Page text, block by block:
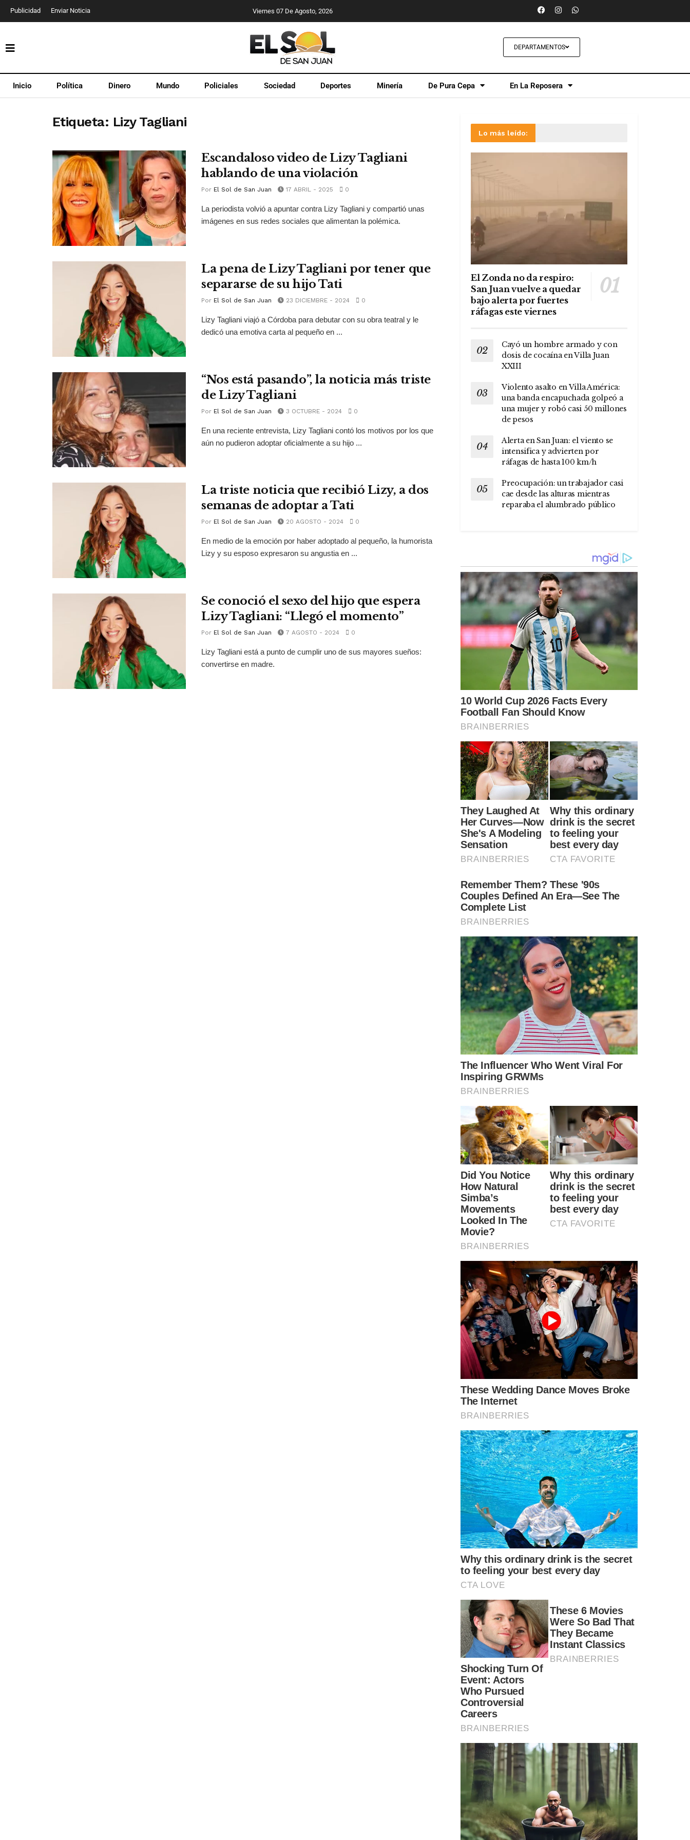
Publicidad Enviar Noticia Viernes 07 De Agosto, 2026
DEPARTAMENTOS
Inicio Política Dinero Mundo Policiales Sociedad Deportes Minería De Pura Cepa En La Reposera
Etiqueta: Lizy Tagliani
Escandaloso video de Lizy Tagliani
hablando de una violación
Por El Sol de San Juan 17 ABRIL - 2025 0
La periodista volvió a apuntar contra Lizy Tagliani y compartió unas
imágenes en sus redes sociales que alimentan la polémica.
La pena de Lizy Tagliani por tener que
separarse de su hijo Tati
Por El Sol de San Juan 23 DICIEMBRE - 2024 0
Lizy Tagliani viajó a Córdoba para debutar con su obra teatral y le
dedicó una emotiva carta al pequeño en ...
“Nos está pasando”, la noticia más triste
de Lizy Tagliani
Por El Sol de San Juan 3 OCTUBRE - 2024 0
En una reciente entrevista, Lizy Tagliani contó los motivos por los que
aún no pudieron adoptar oficialmente a su hijo ...
La triste noticia que recibió Lizy, a dos
semanas de adoptar a Tati
Por El Sol de San Juan 20 AGOSTO - 2024 0
En medio de la emoción por haber adoptado al pequeño, la humorista
Lizy y su esposo expresaron su angustia en ...
Se conoció el sexo del hijo que espera
Lizy Tagliani: “Llegó el momento”
Por El Sol de San Juan 7 AGOSTO - 2024 0
Lizy Tagliani está a punto de cumplir uno de sus mayores sueños:
convertirse en madre.
Lo más leído:
El Zonda no da respiro:
San Juan vuelve a quedar
bajo alerta por fuertes
ráfagas este viernes
Cayó un hombre armado y con
dosis de cocaína en Villa Juan
XXIII
Violento asalto en Villa América:
una banda encapuchada golpeó a
una mujer y robó casi 50 millones
de pesos
Alerta en San Juan: el viento se
intensifica y advierten por
ráfagas de hasta 100 km/h
Preocupación: un trabajador casi
cae desde las alturas mientras
reparaba el alumbrado público